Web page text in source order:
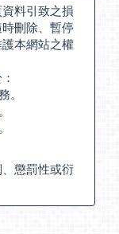
料引致之損
刪除、暫停
本網站之權
懲罰性或衍